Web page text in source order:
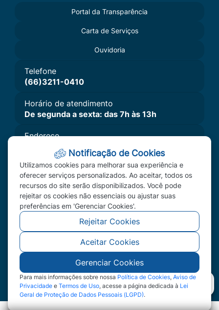
Rede
Social
Facebook
Rede
Social
Youtube
Rede
Social
Portal da Transparência
Carta de Serviços
Ouvidoria
Telefone
(66)3211-0410
Horário de atendimento
De segunda a sexta: das 7h às 13h
Endereço
Av. Primavera, Nº 300 - Bairro Primavera II,
Primavera do Leste, MT - CEP: 78850-000
Imprensa
A Câmara
Vereadores
Redefinir Cookies
©2026 - Câmara Municipal de Primavera do Leste
- MT - Todos os direitos reservados
Notificação de Cookies
Utilizamos cookies para melhorar sua experiência e
oferecer serviços personalizados. Ao aceitar, todos os
recursos do site serão disponibilizados. Você pode
rejeitar os cookies não essenciais ou ajustar suas
preferências em 'Gerenciar Cookies'.
Rejeitar Cookies
Aceitar Cookies
Gerenciar Cookies
Para mais informações sobre nossa Política de Cookies, Aviso de
Privacidade e Termos de Uso, acesse a página dedicada à Lei
Geral de Proteção de Dados Pessoais (LGPD).